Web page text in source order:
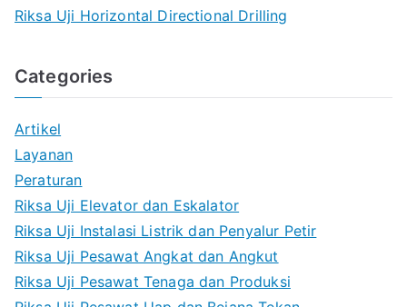
Riksa Uji Horizontal Directional Drilling
Categories
Artikel
Layanan
Peraturan
Riksa Uji Elevator dan Eskalator
Riksa Uji Instalasi Listrik dan Penyalur Petir
Riksa Uji Pesawat Angkat dan Angkut
Riksa Uji Pesawat Tenaga dan Produksi